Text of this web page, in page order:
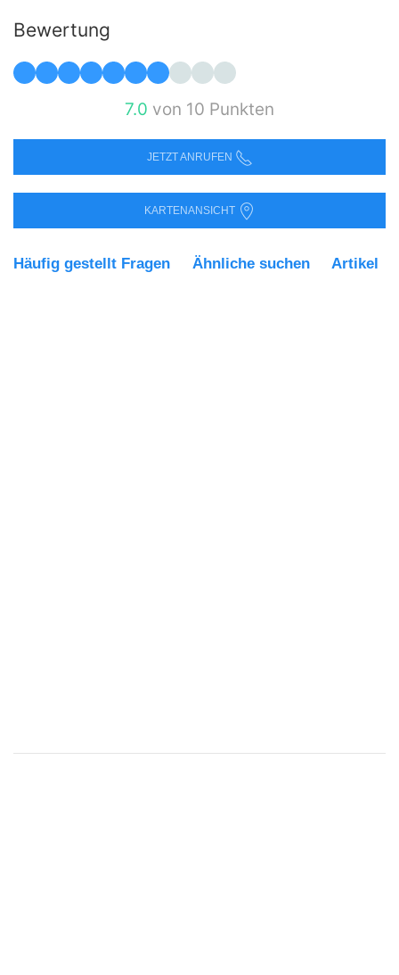
Bewertung
7.0 von 10 Punkten
JETZT ANRUFEN
KARTENANSICHT
Häufig gestellt Fragen Ähnliche suchen Artikel